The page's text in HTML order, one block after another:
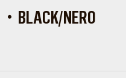
BLACK/NERO